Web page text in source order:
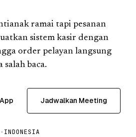
ramai tapi pesanan
sistem kasir dengan
order pelayan langsung
baca.
Jadwalkan Meeting
· INDONESIA